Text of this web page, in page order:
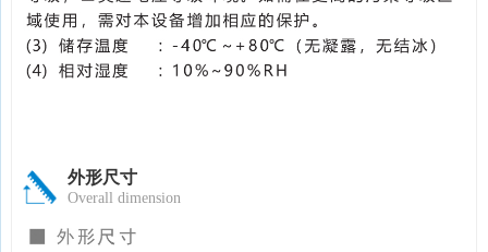
外形尺寸
Overall dimension